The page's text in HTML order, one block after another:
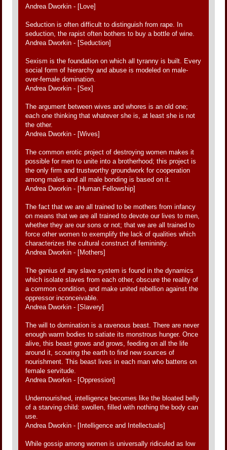
Andrea Dworkin - [Love]
Seduction is often difficult to distinguish from rape. In
seduction, the rapist often bothers to buy a bottle of wine.
Andrea Dworkin - [Seduction]
Sexism is the foundation on which all tyranny is built. Every
social form of hierarchy and abuse is modeled on male-
over-female domination.
Andrea Dworkin - [Sex]
The argument between wives and whores is an old one;
each one thinking that whatever she is, at least she is not
the other.
Andrea Dworkin - [Wives]
The common erotic project of destroying women makes it
possible for men to unite into a brotherhood; this project is
the only firm and trustworthy groundwork for cooperation
among males and all male bonding is based on it.
Andrea Dworkin - [Human Fellowship]
The fact that we are all trained to be mothers from infancy
on means that we are all trained to devote our lives to men,
whether they are our sons or not; that we are all trained to
force other women to exemplify the lack of qualities which
characterizes the cultural construct of femininity.
Andrea Dworkin - [Mothers]
The genius of any slave system is found in the dynamics
which isolate slaves from each other, obscure the reality of
a common condition, and make united rebellion against the
oppressor inconceivable.
Andrea Dworkin - [Slavery]
The will to domination is a ravenous beast. There are never
enough warm bodies to satiate its monstrous hunger. Once
alive, this beast grows and grows, feeding on all the life
around it, scouring the earth to find new sources of
nourishment. This beast lives in each man who battens on
female servitude.
Andrea Dworkin - [Oppression]
Undernourished, intelligence becomes like the bloated belly
of a starving child: swollen, filled with nothing the body can
use.
Andrea Dworkin - [Intelligence and Intellectuals]
While gossip among women is universally ridiculed as low